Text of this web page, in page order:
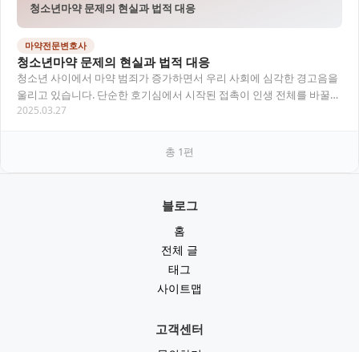
청소년마약 문제의 현실과 법적 대응
마약전문변호사
청소년마약 문제의 현실과 법적 대응
청소년 사이에서 마약 범죄가 증가하면서 우리 사회에 심각한 경고음을
울리고 있습니다. 단순한 호기심에서 시작된 접촉이 인생 전체를 바꿀
수 있기에, 초기 대응과 예방 교육이 그 어…
2025.03.27
총 1편
블로그
홈
전체 글
태그
사이트맵
고객센터